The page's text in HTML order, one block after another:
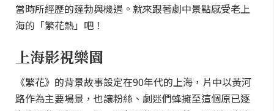
當時所經歷的蓬勃與機遇。就來跟著劇中景點感受老上
海的「繁花熱」吧！
上海影視樂園
《繁花》的背景故事設定在90年代的上海，片中以黃河
路作為主要場景，也讓粉絲、劇迷們蜂擁至這個原已逐